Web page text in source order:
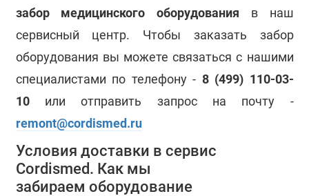
забор медицинского оборудования в наш
сервисный центр. Чтобы заказать забор
оборудования вы можете связаться с нашими
специалистами по телефону - 8 (499) 110-03-
10или отправить запрос на почту -
remont@cordismed.ru
Условия доставки в сервис
Cordismed. Как мы
забираем оборудование